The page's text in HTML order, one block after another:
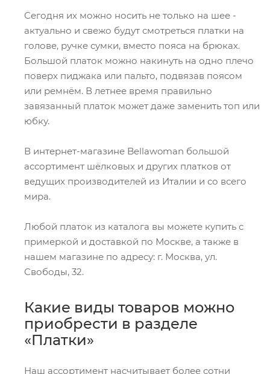
Сегодня их можно носить не только на шее -
актуально и свежо будут смотреться платки на
голове, ручке сумки, вместо пояса на брюках.
Большой платок можно накинуть на одно плечо
поверх пиджака или пальто, подвязав поясом
или ремнём. В летнее время правильно
завязанный платок может даже заменить топ или
юбку.
В интернет-магазине Bellawoman большой
ассортимент шёлковых и других платков от
ведущих производителей из Италии и со всего
мира.
Любой платок из каталога вы можете купить с
примеркой и доставкой по Москве, а также в
нашем магазине по адресу: г. Москва, ул.
Свободы, 32.
Какие виды товаров можно
приобрести в разделе
«Платки»
Наш ассортимент насчитывает более сотни